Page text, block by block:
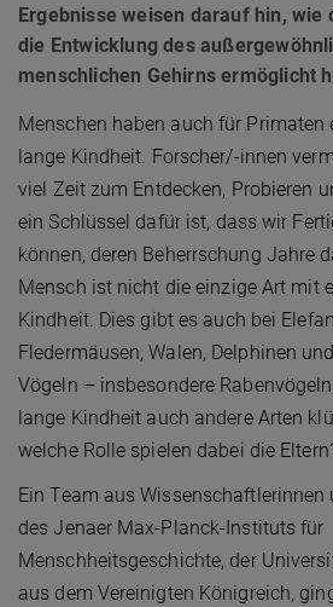
Ergebnisse weisen darauf hin, wie
die Entwicklung des
menschlichen Gehirns ermöglicht
Menschen haben auch für Primaten
lange Kindheit. Forscher/-innen
viel Zeit zum Entdecken, Probieren
ein Schlüssel dafür ist, dass wir
können, deren Beherrschung Jahre
Mensch ist nicht die einzige Art mit
Kindheit. Dies gibt es auch bei
Fledermäusen, Walen, Delphinen
Vögeln – insbesondere
lange Kindheit auch andere Arten
welche Rolle spielen dabei die
Ein Team aus
des Jenaer Max-Planck-Instituts für
Menschheitsgeschichte, der
aus dem Vereinigten Königreich,